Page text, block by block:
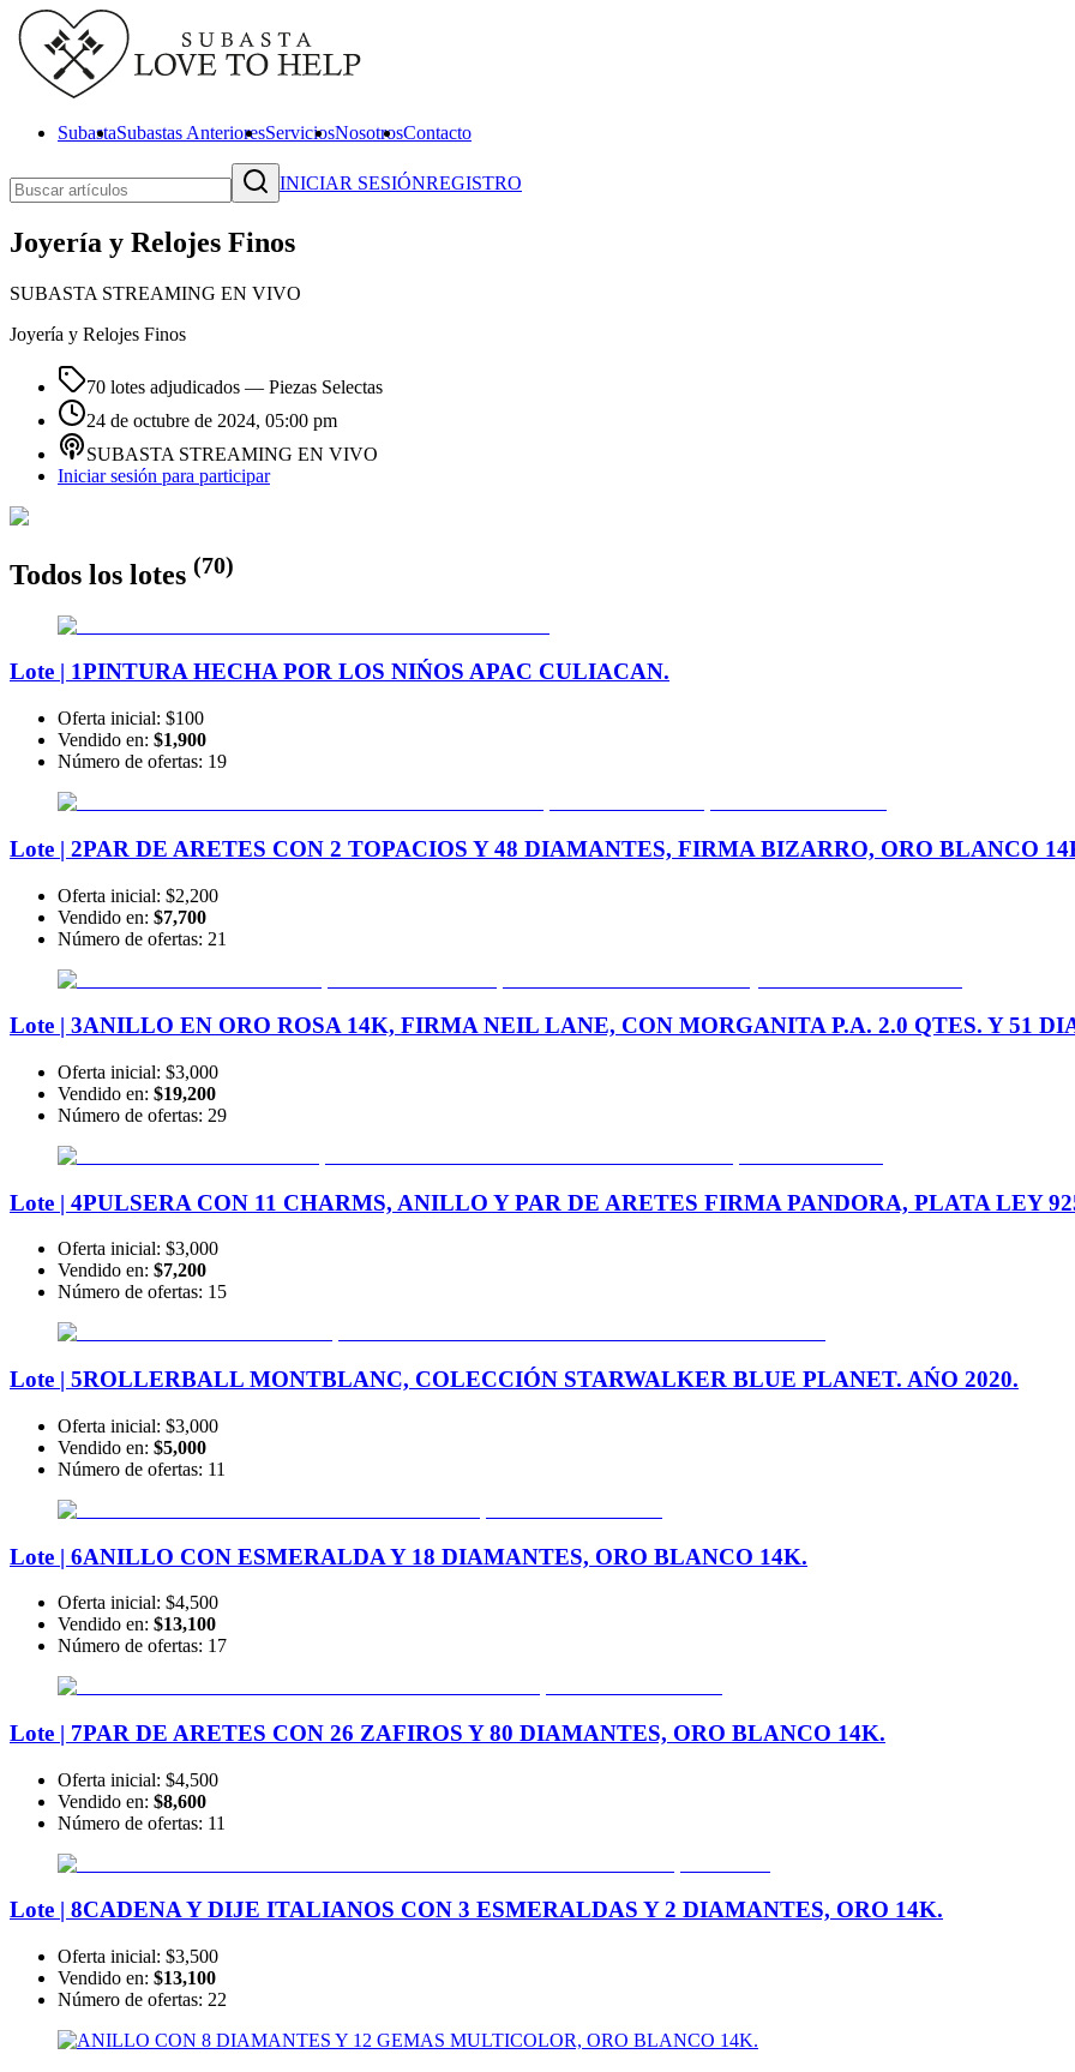
SubastaSubastas AnterioresServiciosNosotrosContacto
INICIAR SESIÓNREGISTRO
Joyería y Relojes Finos
SUBASTA STREAMING EN VIVO
Joyería y Relojes Finos
70 lotes adjudicados — Piezas Selectas
24 de octubre de 2024, 05:00 pm
SUBASTA STREAMING EN VIVO
Iniciar sesión para participar
Todos los lotes (70)
Lote | 1PINTURA HECHA POR LOS NIŃOS APAC CULIACAN.
Oferta inicial: $100
Vendido en: $1,900
Número de ofertas: 19
Lote | 2PAR DE ARETES CON 2 TOPACIOS Y 48 DIAMANTES, FIRMA BIZARRO, ORO BLANCO
Oferta inicial: $2,200
Vendido en: $7,700
Número de ofertas: 21
Lote | 3ANILLO EN ORO ROSA 14K, FIRMA NEIL LANE, CON MORGANITA P.A. 2.0 QTES. Y 51
Oferta inicial: $3,000
Vendido en: $19,200
Número de ofertas: 29
Lote | 4PULSERA CON 11 CHARMS, ANILLO Y PAR DE ARETES FIRMA PANDORA, PLATA LEY
Oferta inicial: $3,000
Vendido en: $7,200
Número de ofertas: 15
Lote | 5ROLLERBALL MONTBLANC, COLECCIÓN STARWALKER BLUE PLANET. AŃO 2020.
Oferta inicial: $3,000
Vendido en: $5,000
Número de ofertas: 11
Lote | 6ANILLO CON ESMERALDA Y 18 DIAMANTES, ORO BLANCO 14K.
Oferta inicial: $4,500
Vendido en: $13,100
Número de ofertas: 17
Lote | 7PAR DE ARETES CON 26 ZAFIROS Y 80 DIAMANTES, ORO BLANCO 14K.
Oferta inicial: $4,500
Vendido en: $8,600
Número de ofertas: 11
Lote | 8CADENA Y DIJE ITALIANOS CON 3 ESMERALDAS Y 2 DIAMANTES, ORO 14K.
Oferta inicial: $3,500
Vendido en: $13,100
Número de ofertas: 22